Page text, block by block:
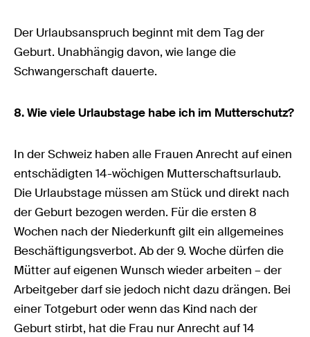
Der Urlaubsanspruch beginnt mit dem Tag der
Geburt. Unabhängig davon, wie lange die
Schwangerschaft dauerte.
8. Wie viele Urlaubstage habe ich im Mutterschutz?
In der Schweiz haben alle Frauen Anrecht auf einen
entschädigten 14-wöchigen Mutterschaftsurlaub.
Die Urlaubstage müssen am Stück und direkt nach
der Geburt bezogen werden. Für die ersten 8
Wochen nach der Niederkunft gilt ein allgemeines
Beschäftigungsverbot. Ab der 9. Woche dürfen die
Mütter auf eigenen Wunsch wieder arbeiten – der
Arbeitgeber darf sie jedoch nicht dazu drängen. Bei
einer Totgeburt oder wenn das Kind nach der
Geburt stirbt, hat die Frau nur Anrecht auf 14